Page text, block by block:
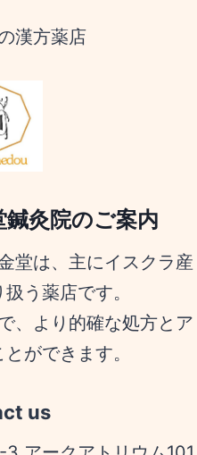
漢方薬店
灸院のご案内
堂は、主にイスクラ産
う薬店です。
、より的確な処方とア
ができます。
us